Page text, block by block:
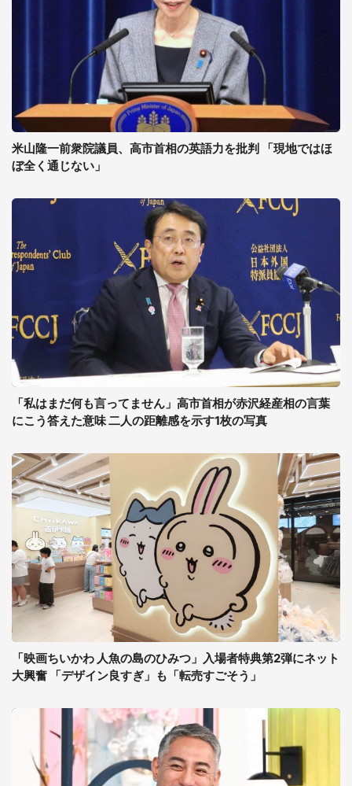
米山隆一前衆院議員、高市首相の英語力を批判 「現地ではほ
ぼ全く通じない」
「私はまだ何も言ってません」高市首相が赤沢経産相の言葉
にこう答えた意味 二人の距離感を示す1枚の写真
「映画ちいかわ 人魚の島のひみつ」入場者特典第2弾にネット
大興奮 「デザイン良すぎ」も「転売すごそう」